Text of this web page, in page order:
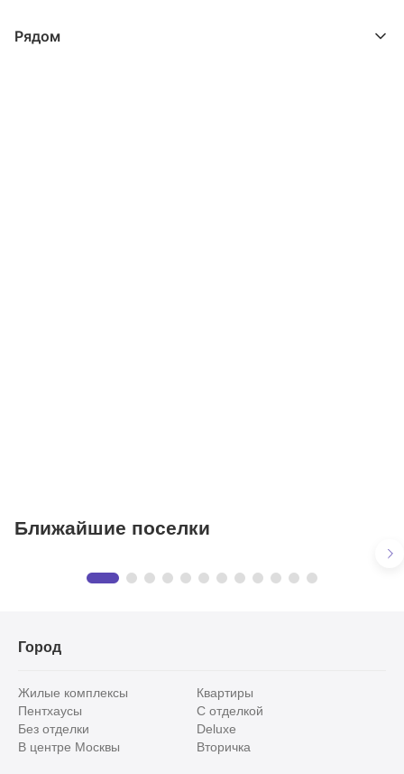
Рядом
Ближайшие поселки
Буран
Город
Жилые комплексы
Квартиры
Пентхаусы
С отделкой
Без отделки
Deluxe
В центре Москвы
Вторичка